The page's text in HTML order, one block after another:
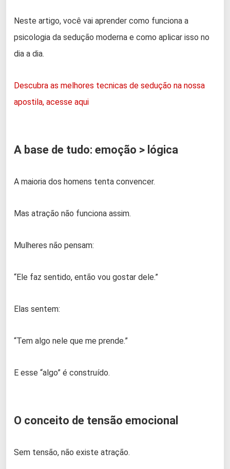
Neste artigo, você vai aprender como funciona a
psicologia da sedução moderna e como aplicar isso no
dia a dia.
Descubra as melhores tecnicas de sedução na nossa
apostila, acesse aqui
A base de tudo: emoção > lógica
A maioria dos homens tenta convencer.
Mas atração não funciona assim.
Mulheres não pensam:
“Ele faz sentido, então vou gostar dele.”
Elas sentem:
“Tem algo nele que me prende.”
E esse “algo” é construído.
O conceito de tensão emocional
Sem tensão, não existe atração.